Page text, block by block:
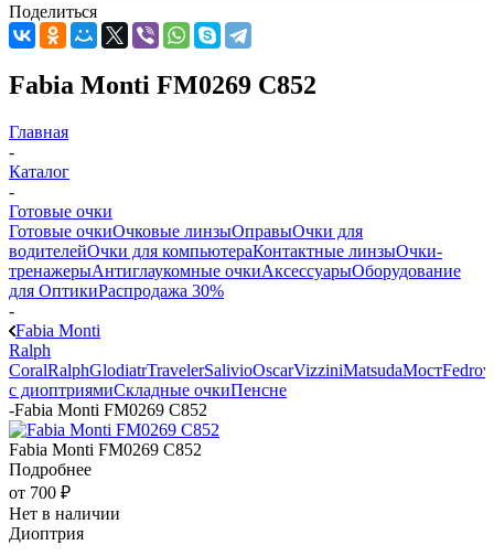
Поделиться
Fabia Monti FM0269 C852
Главная
-
Каталог
-
Готовые очки
Готовые очкиОчковые линзыОправыОчки для
водителейОчки для компьютераКонтактные линзыОчки-
тренажерыАнтиглаукомные очкиАксессуарыОборудование
для ОптикиРаспродажа 30%
-
Fabia Monti
Ralph
CoralRalphGlodiatrTravelerSalivioOscarVizziniMatsudaМостFedrov
с диоптриямиСкладные очкиПенсне
-Fabia Monti FM0269 C852
Fabia Monti FM0269 C852
Подробнее
от 700 ₽
Нет в наличии
Диоптрия